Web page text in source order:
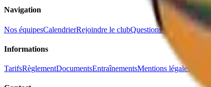
Navigation
Nos équipesCalendrierRejoindre le clubQuestions fréquentes
Informations
TarifsRèglementDocumentsEntraînementsMentions légales